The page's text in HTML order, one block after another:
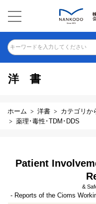
キーワードを入力してください
洋書
ホーム 洋書 カテゴリか
薬理･毒性･TDM･DDS
Patient
&
- Reports of the Cioms